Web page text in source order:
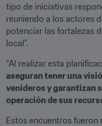
tipo de iniciativas
reuniendo a los actores
potenciar las fortalezas
local”.
“Al realizar esta
aseguran tener una
venideros y garantizan
operación de sus
Estos encuentros